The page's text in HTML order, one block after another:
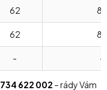
62 86
62 87
- -
734 622 002 – rády Vám